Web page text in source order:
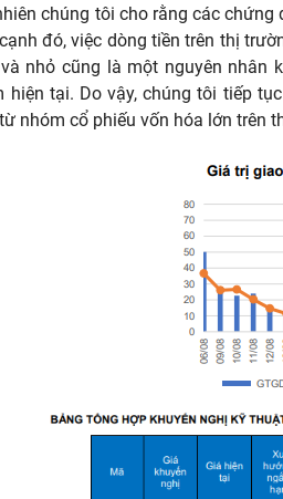
chúng tôi cho rằng các
đó, việc dòng tiền trên thị
nhỏ cũng là một nguyên nhân
hiện tại. Do vậy, chúng tôi tiếp
nhóm cổ phiếu vốn hóa lớn trên